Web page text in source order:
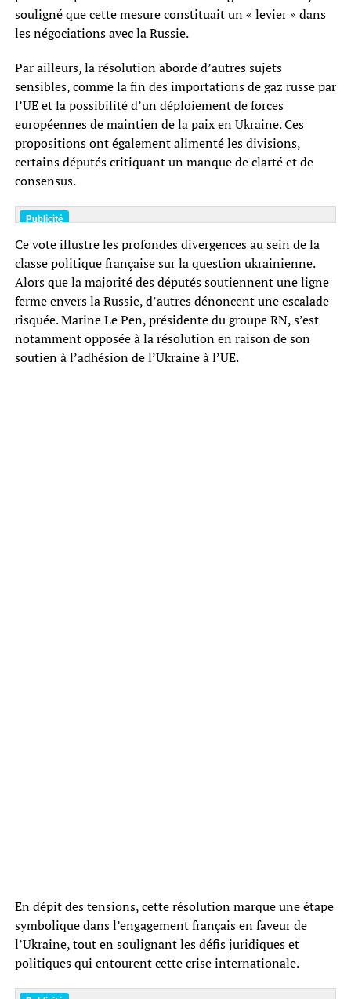
souligné que cette mesure constituait un « levier » dans
les négociations avec la Russie.
Par ailleurs, la résolution aborde d’autres sujets
sensibles, comme la fin des importations de gaz russe par
l’UE et la possibilité d’un déploiement de forces
européennes de maintien de la paix en Ukraine. Ces
propositions ont également alimenté les divisions,
certains députés critiquant un manque de clarté et de
consensus.
Ce vote illustre les profondes divergences au sein de la
classe politique française sur la question ukrainienne.
Alors que la majorité des députés soutiennent une ligne
ferme envers la Russie, d’autres dénoncent une escalade
risquée. Marine Le Pen, présidente du groupe RN, s’est
notamment opposée à la résolution en raison de son
soutien à l’adhésion de l’Ukraine à l’UE.
En dépit des tensions, cette résolution marque une étape
symbolique dans l’engagement français en faveur de
l’Ukraine, tout en soulignant les défis juridiques et
politiques qui entourent cette crise internationale.